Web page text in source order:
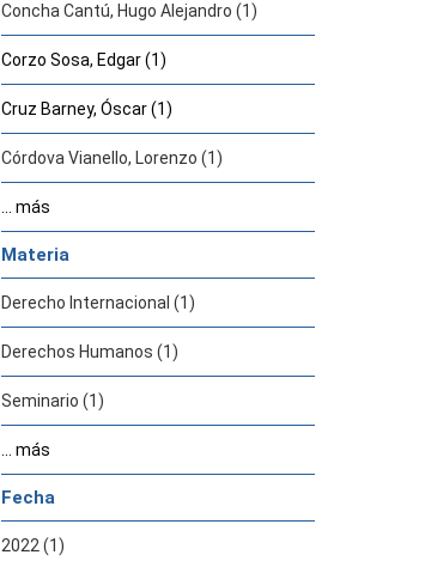
Concha Cantú, Hugo Alejandro (1)
Corzo Sosa, Edgar (1)
Cruz Barney, Óscar (1)
Córdova Vianello, Lorenzo (1)
... más
Materia
Derecho Internacional (1)
Derechos Humanos (1)
Seminario (1)
... más
Fecha
2022 (1)